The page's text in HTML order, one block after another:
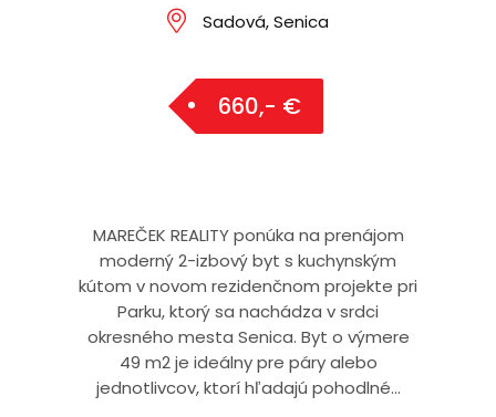
Sadová, Senica
660,- €
MAREČEK REALITY ponúka na prenájom
moderný 2-izbový byt s kuchynským
kútom v novom rezidenčnom projekte pri
Parku, ktorý sa nachádza v srdci
okresného mesta Senica. Byt o výmere
49 m2 je ideálny pre páry alebo
jednotlivcov, ktorí hľadajú pohodlné...